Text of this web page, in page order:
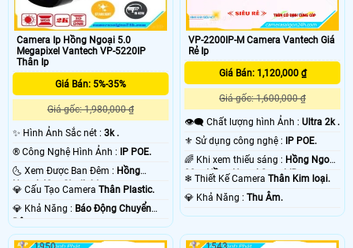
Camera Ip Hồng Ngoại 5.0
Megapixel Vantech VP-5220IP
Thân Ip
Giá Bán: 5%-35%
Giá gốc: 1,980,000 ₫
✨ Hình Ảnh Sắc nét : 3k .
®️ Công Nghệ Hình Ảnh :
IP POE.
🌜 Xem Được Ban Đêm : Hồng
Ngoại 40m Starlight.
💎 Cấu Tạo Camera Thân Plastic.
️💎 Khả Năng : Báo Động Chuyển
VP-2200IP-M Camera Vantech Giá
Rẻ Ip
Giá Bán: 1,120,000 ₫
Giá gốc: 1,600,000 ₫
👁️‍🗨 Chất lượng hình Ảnh :Ultra 2k .
⚜️ Sử dụng công nghệ :
IP POE.
🌈 Khi xem thiếu sáng : Hồng Ngoại
30m Hồng Ngoại Smart IR.
❄ Thiết Kế CameraThân Kim loại.
️💎 Khả Năng :Thu Âm.